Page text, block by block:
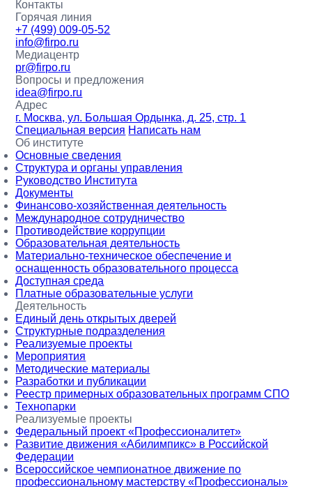
Контакты
Горячая линия
+7 (499) 009-05-52
info@firpo.ru
Медиацентр
pr@firpo.ru
Вопросы и предложения
idea@firpo.ru
Адрес
г. Москва, ул. Большая Ордынка, д. 25, стр. 1
Специальная версия Написать нам
Об институте
Основные сведения
Структура и органы управления
Руководство Института
Документы
Финансово-хозяйственная деятельность
Международное сотрудничество
Противодействие коррупции
Образовательная деятельность
Материально-техническое обеспечение и
оснащенность образовательного процесса
Доступная среда
Платные образовательные услуги
Деятельность
Единый день открытых дверей
Структурные подразделения
Реализуемые проекты
Мероприятия
Методические материалы
Разработки и публикации
Реестр примерных образовательных программ СПО
Технопарки
Реализуемые проекты
Федеральный проект «Профессионалитет»
Развитие движения «Абилимпикс» в Российской
Федерации
Всероссийское чемпионатное движение по
профессиональному мастерству «Профессионалы»